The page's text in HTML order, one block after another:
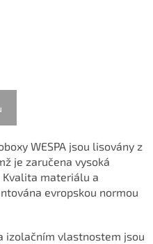
WESPA jsou lisovány z
je zaručena vysoká
materiálu a
evropskou normou
izolačním vlastnostem jsou